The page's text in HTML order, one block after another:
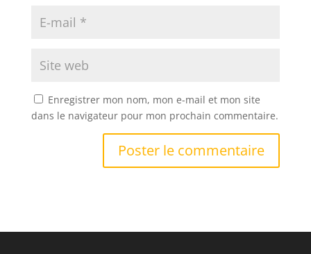
Enregistrer mon nom, mon e-mail et mon site
dans le navigateur pour mon prochain commentaire.